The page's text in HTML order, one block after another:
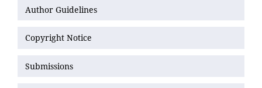
Author Guidelines
Copyright Notice
Submissions